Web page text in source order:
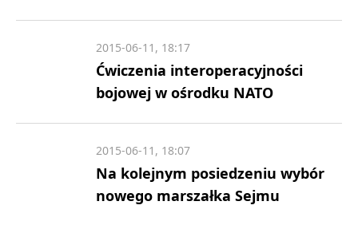
Ćwiczenia interoperacyjności
bojowej w ośrodku NATO
2015-06-11, 18:17
Na kolejnym posiedzeniu wybór
nowego marszałka Sejmu
2015-06-11, 18:07